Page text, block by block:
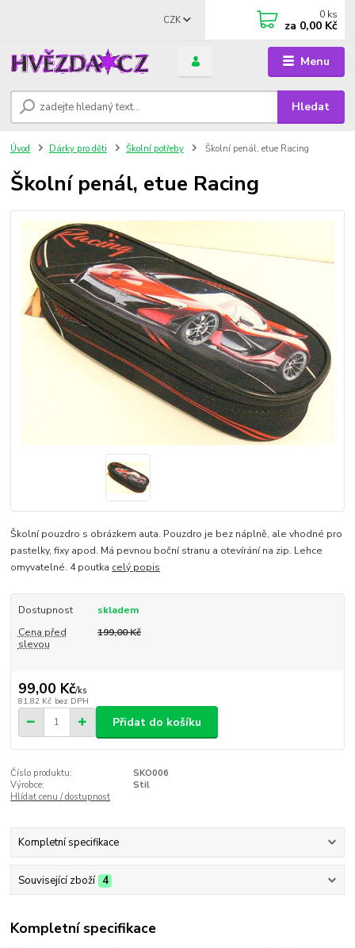
Menu
CZK
Hledat
0 ks
za 0,00 Kč
Úvod Dárky pro děti Školní potřeby Školní penál, etue Racing
Školní penál, etue Racing
Školní pouzdro s obrázkem auta. Pouzdro je bez náplně, ale vhodné pro
pastelky, fixy apod. Má pevnou boční stranu a otevírání na zip. Lehce
omyvatelné. 4 poutka celý popis
Dostupnost
skladem
Cena před
slevou
199,00 Kč
99,00 Kč/ks
81,82 Kč bez DPH
Přidat do košíku
Číslo produktu:
SKO006
Výrobce:
Stil
Hlídat cenu / dostupnost
Kompletní specifikace
Související zboží 4
Kompletní specifikace